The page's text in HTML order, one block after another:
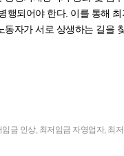
행되어야 한다. 이를 통해 최
동자가 서로 상생하는 길을
임금 인상, 최저임금 자영업자, 최